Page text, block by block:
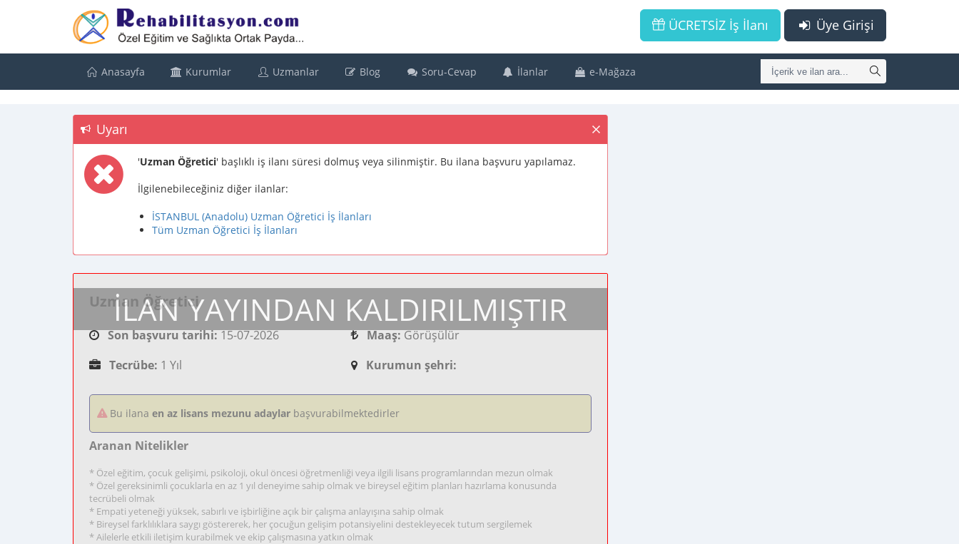
Üye Girişi
ÜCRETSİZ İş İlanı
Anasayfa Kurumlar Uzmanlar Blog Soru-Cevap İlanlar e-Mağaza
Uyarı
'Uzman Öğretici' başlıklı iş ilanı süresi dolmuş veya silinmiştir. Bu ilana başvuru yapılamaz.
İlgilenebileceğiniz diğer ilanlar:
İSTANBUL (Anadolu) Uzman Öğretici İş İlanları
Tüm Uzman Öğretici İş İlanları
İLAN YAYINDAN KALDIRILMIŞTIR
Uzman Öğretici
Son başvuru tarihi:15-07-2026 Maaş:Görüşülür
Tecrübe: 1 Yıl Kurumun şehri:
Bu ilana en az lisans mezunu adaylar başvurabilmektedirler
Aranan Nitelikler
* Özel eğitim, çocuk gelişimi, psikoloji, okul öncesi öğretmenliği veya ilgili lisans programlarından mezun olmak
* Özel gereksinimli çocuklarla en az 1 yıl deneyime sahip olmak ve bireysel eğitim planları hazırlama konusunda
tecrübeli olmak
* Empati yeteneği yüksek, sabırlı ve işbirliğine açık bir çalışma anlayışına sahip olmak
* Bireysel farklılıklara saygı göstererek, her çocuğun gelişim potansiyelini destekleyecek tutum sergilemek
* Ailelerle etkili iletişim kurabilmek ve ekip çalışmasına yatkın olmak